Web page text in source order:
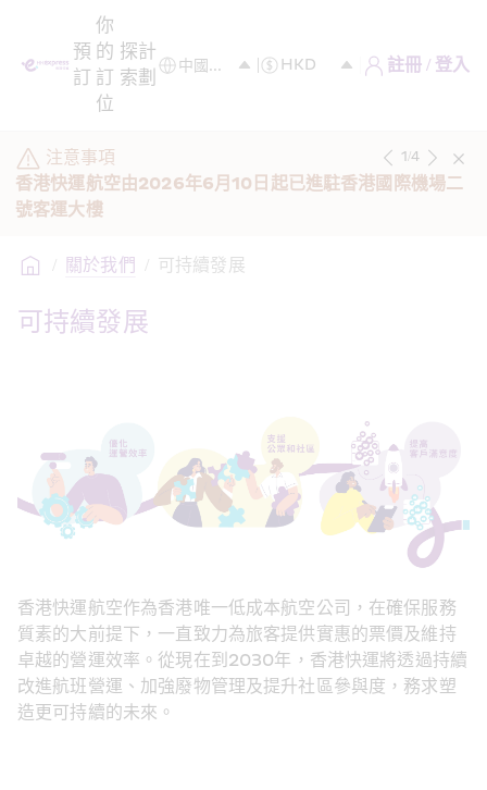
預
訂
你
的
訂
位
探
索
計
劃
註冊 / 登入
注意事項
香港快運航空由2026年6月10日起已進駐香港國際機場二
號客運大樓
1/4
/ 關於我們 / 可持續發展
可持續發展
香港快運航空作為香港唯一低成本航空公司，在確保服務
質素的大前提下，一直致力為旅客提供實惠的票價及維持
卓越的營運效率。從現在到2030年，香港快運將透過持續
改進航班營運、加強廢物管理及提升社區參與度，務求塑
造更可持續的未來。